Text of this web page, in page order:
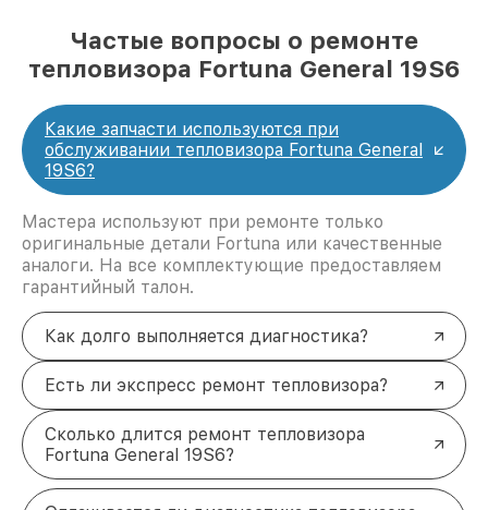
Частые вопросы о ремонте
тепловизора Fortuna General 19S6
Какие запчасти используются при
обслуживании тепловизора Fortuna General
19S6?
Мастера используют при ремонте только
оригинальные детали Fortuna или качественные
аналоги. На все комплектующие предоставляем
гарантийный талон.
Как долго выполняется диагностика?
Есть ли экспресс ремонт тепловизора?
Сколько длится ремонт тепловизора
Fortuna General 19S6?